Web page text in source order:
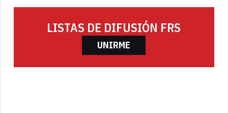
LISTAS DE DIFUSIÓN FRS
UNIRME